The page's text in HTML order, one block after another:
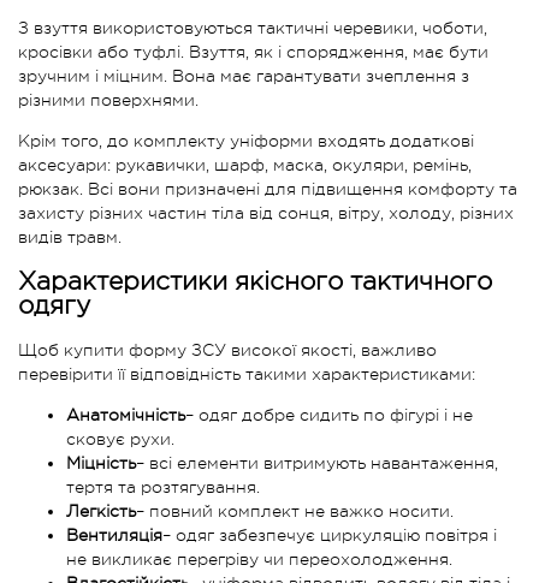
З взуття використовуються тактичні черевики, чоботи,
кросівки або туфлі. Взуття, як і спорядження, має бути
зручним і міцним. Вона має гарантувати зчеплення з
різними поверхнями.
Крім того, до комплекту уніформи входять додаткові
аксесуари: рукавички, шарф, маска, окуляри, ремінь,
рюкзак. Всі вони призначені для підвищення комфорту та
захисту різних частин тіла від сонця, вітру, холоду, різних
видів травм.
Характеристики якісного тактичного
одягу
Щоб купити форму ЗСУ високої якості, важливо
перевірити її відповідність такими характеристиками:
Анатомічність– одяг добре сидить по фігурі і не
сковує рухи.
Міцність– всі елементи витримують навантаження,
тертя та розтягування.
Легкість– повний комплект не важко носити.
Вентиляція– одяг забезпечує циркуляцію повітря і
не викликає перегріву чи переохолодження.